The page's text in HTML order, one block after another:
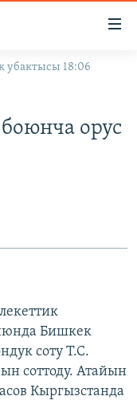
убактысы 18:06
орус
Бишкек
соту Т.С.
соттоду. Атайын
Кыргызстанда